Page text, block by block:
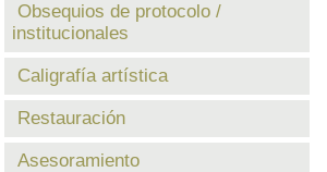
Obsequios de protocolo /
institucionales
Caligrafía artística
Restauración
Asesoramiento